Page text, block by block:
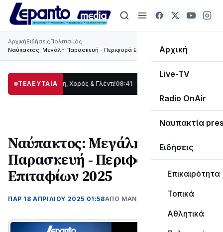
Αρχική
Live-TV
Radio OnAir
Ναυπακτία
Ειδήσεις
Επικαιρότητα
Τοπικά
Αθλητικά
ΑρχικήΕιδήσειςΠολιτισμός
Ναύπακτος: Μεγάλη Παρασκευή - Περιφορά Επιταφίων 2025
ΤΕΛΕΥΤΑΙΑ
Παράδοση, Χορός & Γλέντι!08:41 ΤΟ ΠΑΡΤΥ ΣΥΝΕΧΙΖΕΤΑΙ…
Ναύπακτος: Μεγάλη
Παρασκευή - Περιφορά
Επιταφίων 2025
ΠΑΡ 18 ΑΠΡΙΛΊΟΥ 2025 01:58ΑΠΌ ΜΑΝΤΩ ΚΑΠΕΝΤΖΩΝΗ